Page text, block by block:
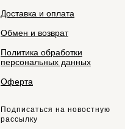
Доставка и оплата
Обмен и возврат
Политика обработки
персональных данных
Оферта
Подписаться на новостную
рассылку